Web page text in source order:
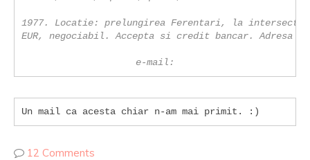
1977. Locatie: prelungirea Ferentari, la
EUR, negociabil. Accepta si credit bancar. Adresa
e-mail:
Un mail ca acesta chiar n-am mai primit. :)
12 Comments